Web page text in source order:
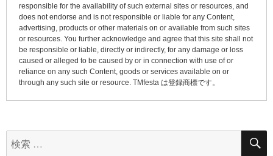
responsible for the availability of such external sites or resources, and
does not endorse and is not responsible or liable for any Content,
advertising, products or other materials on or available from such sites
or resources. You further acknowledge and agree that this site shall not
be responsible or liable, directly or indirectly, for any damage or loss
caused or alleged to be caused by or in connection with use of or
reliance on any such Content, goods or services available on or
through any such site or resource. TMfesta は登録商標です。
索: